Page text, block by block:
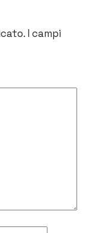
I campi